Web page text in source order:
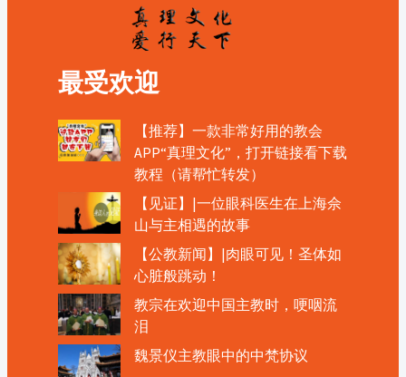
最受欢迎
【推荐】一款非常好用的教会
APP“真理文化”，打开链接看下载
教程（请帮忙转发）
【见证】|一位眼科医生在上海佘
山与主相遇的故事
【公教新闻】|肉眼可见！圣体如
心脏般跳动！
教宗在欢迎中国主教时，哽咽流
泪
魏景仪主教眼中的中梵协议